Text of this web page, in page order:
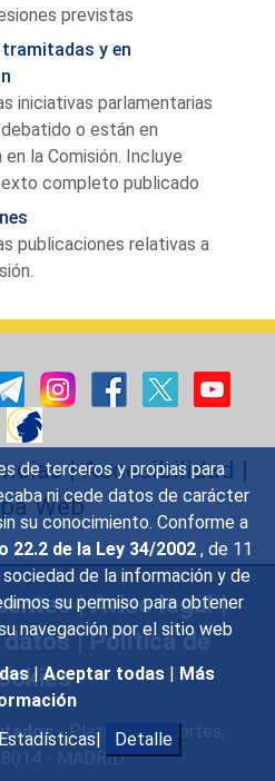
de terceros y propias para
ni cede datos de carácter
su conocimiento. Conforme a
22.2 de la Ley 34/2002 , de 11
de la información y de
su permiso para obtener
navegación por el sitio web
| Aceptar todas | Más
Estadísticas| Detalle
previstas
y en
iniciativas parlamentarias
o están en
la Comisión. Incluye
completo publicado
publicaciones relativas a
|Accesibilidad |
Web
|Aviso legal|
datos|Política de
- Plaza de las Cortes,
- MADRID